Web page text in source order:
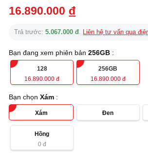
16.890.000 đ
Trả trước:5.067.000 đ. Liên hệ tư vấn qua
Bạn đang xem phiên bản256GB :
128
16.890.000 đ
256GB
16.890.000đ
Bạn chọnXám :
Xám Đen
Hồng
0đ